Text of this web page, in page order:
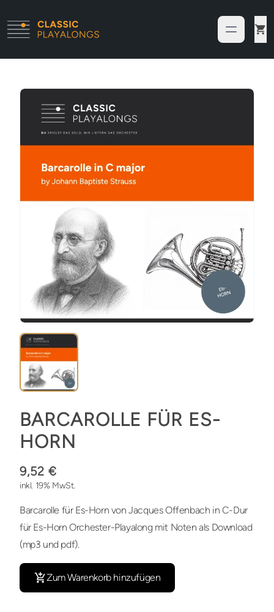
BARCAROLLE FÜR ES-
HORN
9,52 €
inkl. 19% MwSt.
Barcarolle für Es-Horn von Jacques Offenbach in C-Dur
für Es-Horn Orchester-Playalong mit Noten als Download
(mp3 und pdf).
Zum Warenkorb hinzufügen